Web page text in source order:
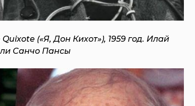
(«Я, Дон Кихот»), 1959 год. Илай
Санчо Пансы